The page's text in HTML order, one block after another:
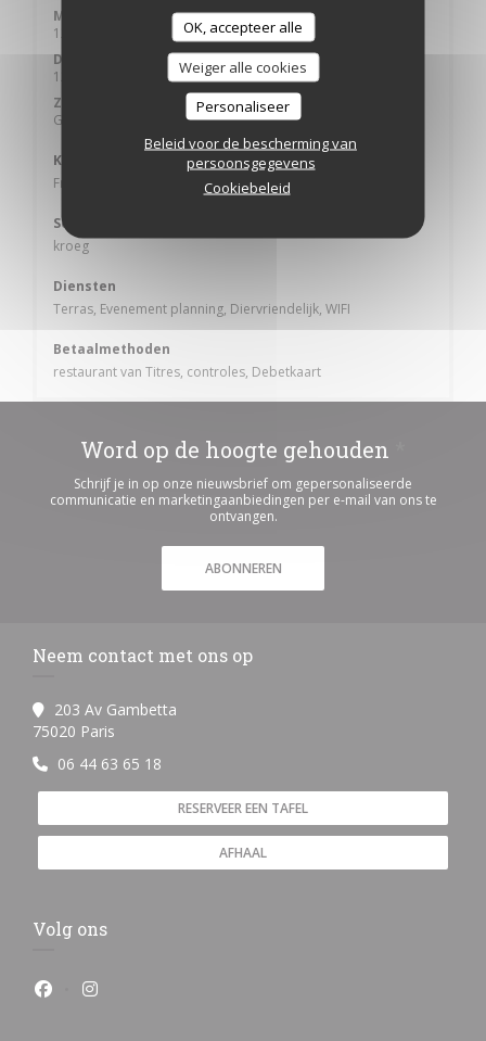
OK, accepteer alle
Weiger alle cookies
Personaliseer
Beleid voor de bescherming van
persoonsgegevens
Cookiebeleid
Maandag
12:00 - 14:00
Din
12:00 - 14:00
19:30 - 22:30
Zondag
Gesloten
Keuken
Frans
Soort bedrijf
kroeg
Diensten
Terras, Evenement planning, Diervriendelijk, WIFI
Betaalmethoden
restaurant van Titres, controles, Debetkaart
Word op de hoogte gehouden
Schrijf je in op onze nieuwsbrief om gepersonaliseerde
communicatie en marketingaanbiedingen per e-mail van ons te
ontvangen.
ABONNEREN
Neem contact met ons op
203 Av Gambetta
75020 Paris
06 44 63 65 18
RESERVEER EEN TAFEL
AFHAAL
Volg ons
Facebook ((opent in een nieuw venster))
Instagram ((opent in een nieuw venster))